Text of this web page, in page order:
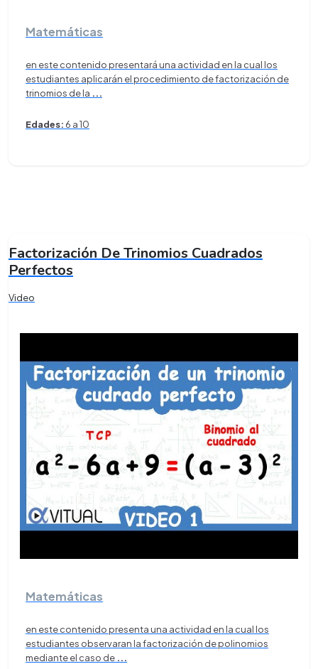
Matemáticas
en este contenido presentará una actividad en la cual los
estudiantes aplicarán el procedimiento de factorización de
trinomios de la ...
Edades: 6 a 10
Factorización De Trinomios Cuadrados
Perfectos
Video
Matemáticas
en este contenido presenta una actividad en la cual los
estudiantes observaran la factorización de polinomios
mediante el caso de ...